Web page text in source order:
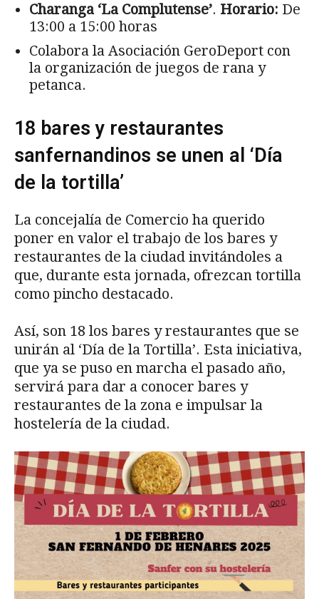
Charanga ‘La Complutense’. Horario: De
13:00 a 15:00 horas
Colabora la Asociación GeroDeport con
la organización de juegos de rana y
petanca.
18 bares y restaurantes
sanfernandinos se unen al ‘Día
de la tortilla’
La concejalía de Comercio ha querido
poner en valor el trabajo de los bares y
restaurantes de la ciudad invitándoles a
que, durante esta jornada, ofrezcan tortilla
como pincho destacado.
Así, son 18 los bares y restaurantes que se
unirán al ‘Día de la Tortilla’. Esta iniciativa,
que ya se puso en marcha el pasado año,
servirá para dar a conocer bares y
restaurantes de la zona e impulsar la
hostelería de la ciudad.